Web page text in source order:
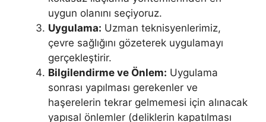
uygun olanını seçiyoruz.
Uygulama: Uzman teknisyenlerimiz,
çevre sağlığını gözeterek uygulamayı
gerçekleştirir.
Bilgilendirme ve Önlem: Uygulama
sonrası yapılması gerekenler ve
haşerelerin tekrar gelmemesi için alınacak
yapısal önlemler (deliklerin kapatılması